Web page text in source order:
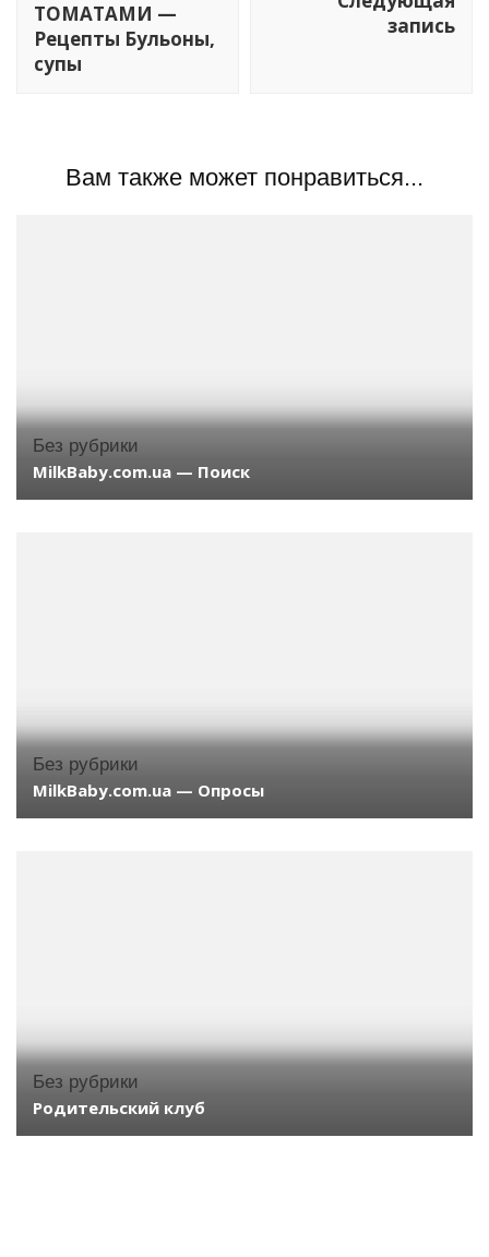
ТОМАТАМИ —
Рецепты Бульоны,
супы
запись
Вам также может понравиться...
Без рубрики
MilkBaby.com.ua — Поиск
Без рубрики
MilkBaby.com.ua — Опросы
Без рубрики
Родительский клуб